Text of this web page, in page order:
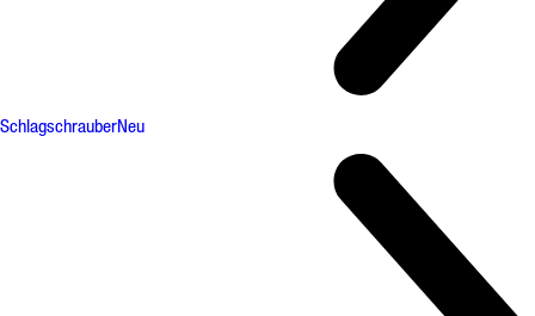
SchlagschrauberNeu